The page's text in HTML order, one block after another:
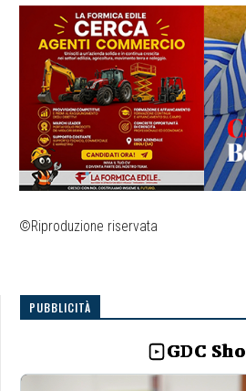
©Riproduzione riservata
PUBBLICITÀ
GDC